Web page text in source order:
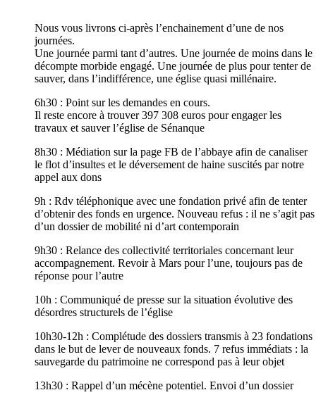
Nous vous livrons ci-après l’enchainement d’une de nos
journées.
Une journée parmi tant d’autres. Une journée de moins dans le
décompte morbide engagé. Une journée de plus pour tenter de
sauver, dans l’indifférence, une église quasi millénaire.
6h30 : Point sur les demandes en cours.
Il reste encore à trouver 397 308 euros pour engager les
travaux et sauver l’église de Sénanque
8h30 : Médiation sur la page FB de l’abbaye afin de canaliser
le flot d’insultes et le déversement de haine suscités par notre
appel aux dons
9h : Rdv téléphonique avec une fondation privé afin de tenter
d’obtenir des fonds en urgence. Nouveau refus : il ne s’agit pas
d’un dossier de mobilité ni d’art contemporain
9h30 : Relance des collectivité territoriales concernant leur
accompagnement. Revoir à Mars pour l’une, toujours pas de
réponse pour l’autre
10h : Communiqué de presse sur la situation évolutive des
désordres structurels de l’église
10h30-12h : Complétude des dossiers transmis à 23 fondations
dans le but de lever de nouveaux fonds. 7 refus immédiats : la
sauvegarde du patrimoine ne correspond pas à leur objet
13h30 : Rappel d’un mécène potentiel. Envoi d’un dossier